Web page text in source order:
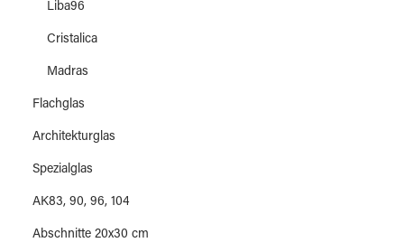
Liba96
Cristalica
Madras
Flachglas
Architekturglas
Spezialglas
AK83, 90, 96, 104
Abschnitte 20x30 cm